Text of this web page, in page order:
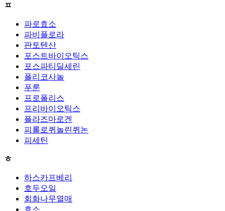
ㅍ
파로효소
파비플로라
판토텐산
포스트바이오틱스
포스파티딜세린
폴리코사놀
푸룬
프로폴리스
프리바이오틱스
플라즈마로겐
피롤로퀴놀린퀴논
피세틴
ㅎ
하스카프베리
호두오일
회화나무열매
효소